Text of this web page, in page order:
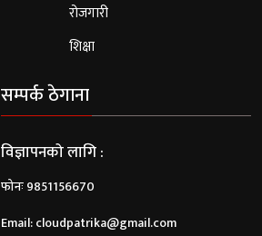
रोजगारी
शिक्षा
सम्पर्क ठेगाना
विज्ञापनको लागि :
फोनः 9851156670
Email:cloudpatrika@gmail.com